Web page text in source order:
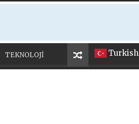
Turkish
TEKNOLOJİ